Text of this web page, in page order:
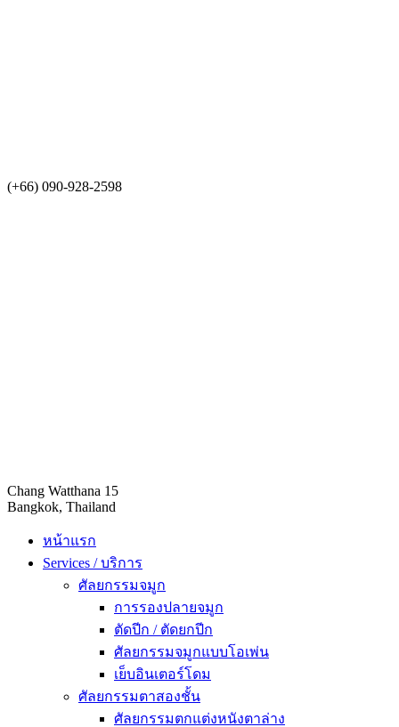
(+66) 090-928-2598
Chang Watthana 15
Bangkok, Thailand
หน้าแรก
Services / บริการ
ศัลยกรรมจมูก
การรองปลายจมูก
ตัดปีก / ตัดยกปีก
ศัลยกรรมจมูกแบบโอเพ่น
เย็บอินเตอร์โดม
ศัลยกรรมตาสองชั้น
ศัลยกรรมตกแต่งหนังตาล่าง